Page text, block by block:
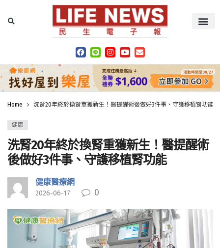
Home 洗腎20年終於換腎重獲新生！醫提醒術後做好3件事、守護移植腎功能
健康
洗腎20年終於換腎重獲新生！醫提醒術
後做好3件事、守護移植腎功能
健康醫療網
2026-06-17 0